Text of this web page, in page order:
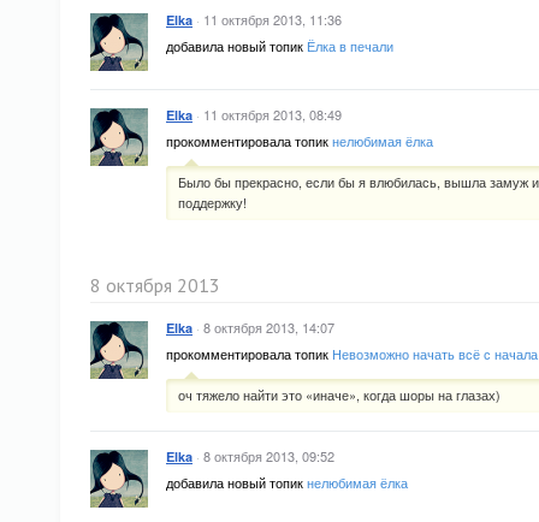
Elka · 11 октября 2013, 11:36
добавила новый топик Ёлка в печали
Elka · 11 октября 2013, 08:49
прокомментировала топикнелюбимая ёлка
Было бы прекрасно, если бы я влюбилась, вышла замуж
поддержку!
8 октября 2013
Elka · 8 октября 2013, 14:07
прокомментировала топик Невозможно начать всё с начала
оч тяжело найти это «иначе», когда шоры на глазах)
Elka · 8 октября 2013, 09:52
добавила новый топикнелюбимая ёлка